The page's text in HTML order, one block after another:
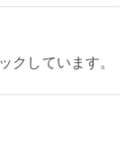
クしています。